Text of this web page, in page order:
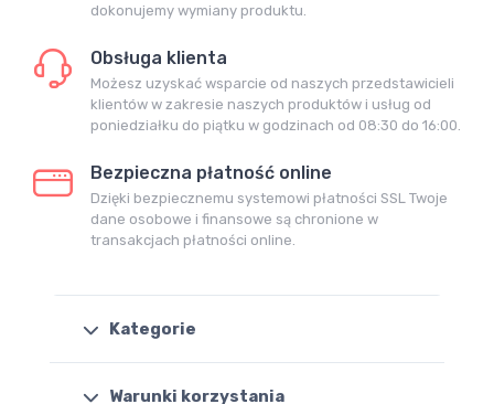
dokonujemy wymiany produktu.
Obsługa klienta
Możesz uzyskać wsparcie od naszych przedstawicieli
klientów w zakresie naszych produktów i usług od
poniedziałku do piątku w godzinach od 08:30 do 16:00.
Bezpieczna płatność online
Dzięki bezpiecznemu systemowi płatności SSL Twoje
dane osobowe i finansowe są chronione w
transakcjach płatności online.
Kategorie
Warunki korzystania